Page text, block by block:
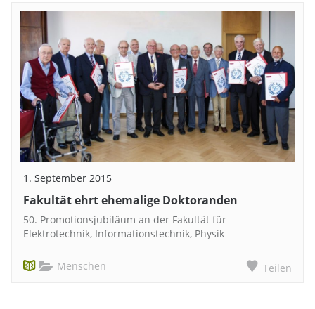
1. September 2015
Fakultät ehrt ehemalige Doktoranden
50. Promotionsjubiläum an der Fakultät für
Elektrotechnik, Informationstechnik, Physik
Menschen Teilen